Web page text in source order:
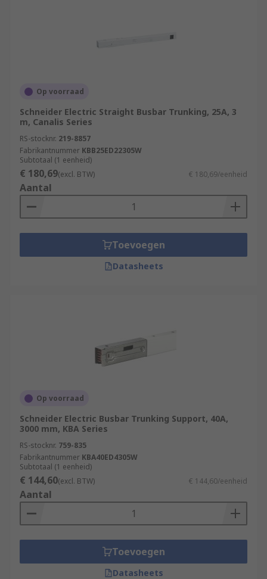
Op voorraad
Schneider Electric Straight Busbar Trunking, 25A, 3
m, Canalis Series
RS-stocknr. 219-8857
Fabrikantnummer KBB25ED22305W
Subtotaal (1 eenheid)
€ 180,69(excl. BTW) € 180,69/eenheid
Aantal
Toevoegen
Datasheets
Op voorraad
Schneider Electric Busbar Trunking Support, 40A,
3000 mm, KBA Series
RS-stocknr. 759-835
Fabrikantnummer KBA40ED4305W
Subtotaal (1 eenheid)
€ 144,60(excl. BTW) € 144,60/eenheid
Aantal
Toevoegen
Datasheets